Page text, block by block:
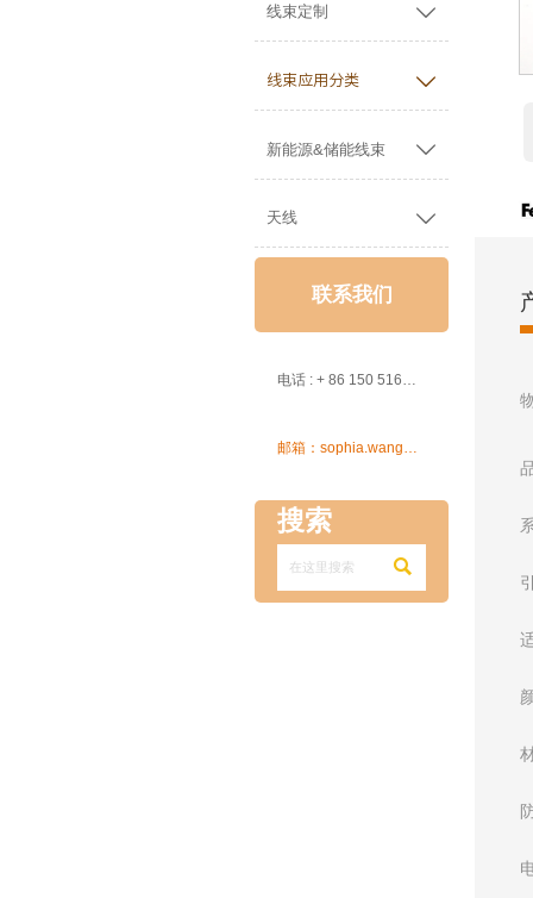
线束定制 
线束应用分类 
新能源&储能线束 
天线 
联系我们
电话 : + 86 150 5162 5639

搜索
